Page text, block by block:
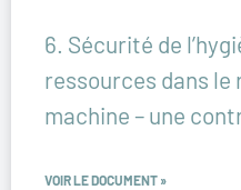
6. Sécurité de
ressources dans
machine – une
VOIR LE DOCUMENT »